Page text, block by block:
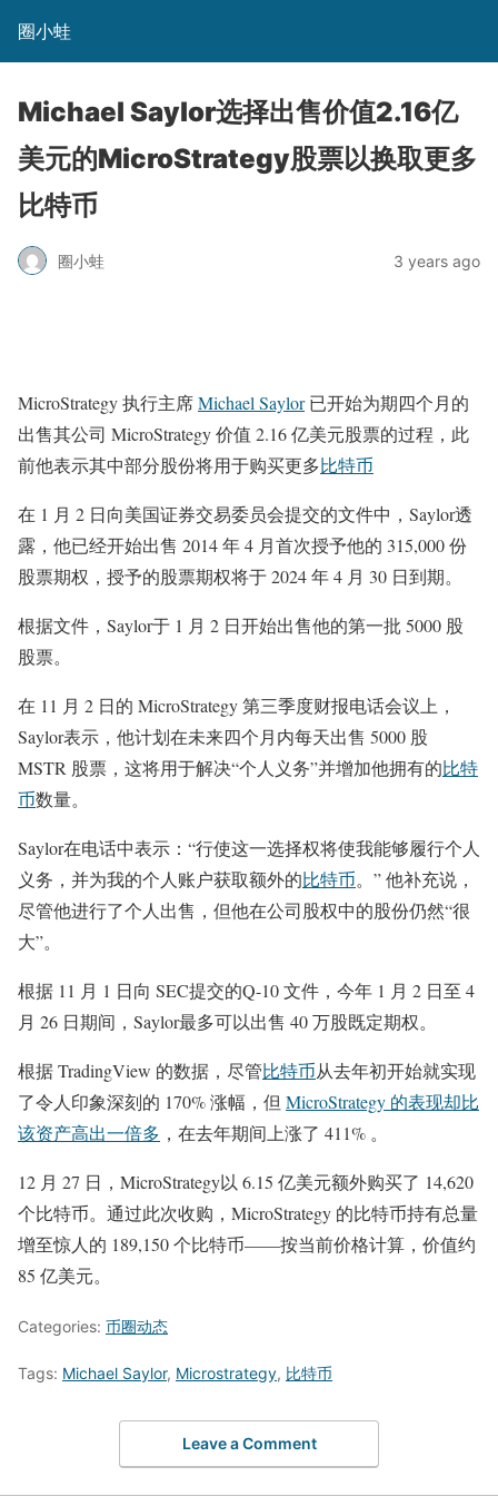
圈小蛙
Michael Saylor选择出售价值2.16亿
美元的MicroStrategy股票以换取更多
比特币
圈小蛙 3 years ago
MicroStrategy 执行主席Michael Saylor已开始为期四个月的
出售其公司 MicroStrategy 价值 2.16 亿美元股票的过程，此
前他表示其中部分股份将用于购买更多比特币
在 1 月 2 日向美国证券交易委员会提交的文件中，Saylor透
露，他已经开始出售 2014 年 4 月首次授予他的 315,000 份
股票期权，授予的股票期权将于 2024 年 4 月 30 日到期。
根据文件，Saylor于 1 月 2 日开始出售他的第一批 5000 股
股票。
在 11 月 2 日的 MicroStrategy 第三季度财报电话会议上，
Saylor表示，他计划在未来四个月内每天出售 5000 股
MSTR 股票，这将用于解决“个人义务”并增加他拥有的比特
币数量。
Saylor在电话中表示：“行使这一选择权将使我能够履行个人
义务，并为我的个人账户获取额外的比特币。” 他补充说，
尽管他进行了个人出售，但他在公司股权中的股份仍然“很
大”。
根据 11 月 1 日向 SEC提交的Q-10 文件，今年 1 月 2 日至 4
月 26 日期间，Saylor最多可以出售 40 万股既定期权。
根据 TradingView 的数据，尽管比特币从去年初开始就实现
了令人印象深刻的 170% 涨幅，但 MicroStrategy 的表现却比
该资产高出一倍多 ，在去年期间上涨了 411% 。
12 月 27 日，MicroStrategy以 6.15 亿美元额外购买了 14,620
个比特币。通过此次收购，MicroStrategy 的比特币持有总量
增至惊人的 189,150 个比特币——按当前价格计算，价值约
85 亿美元。
Categories: 币圈动态
Tags: Michael Saylor, Microstrategy, 比特币
Leave a Comment